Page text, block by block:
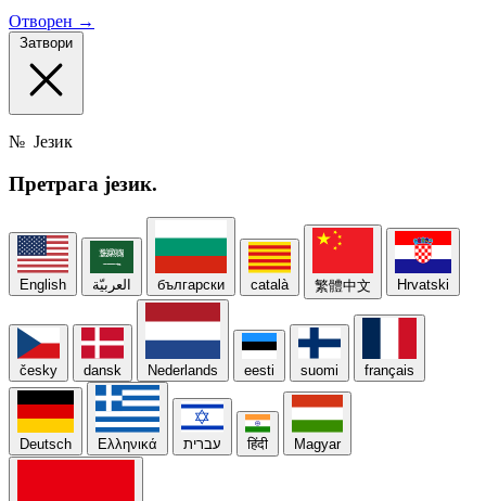
Отворен →
Затвори
№ Језик
Претрага језик.
English العربيّة български català 繁體中文 Hrvatski
česky dansk Nederlands eesti suomi français
Deutsch Ελληνικά עברית हिंदी Magyar